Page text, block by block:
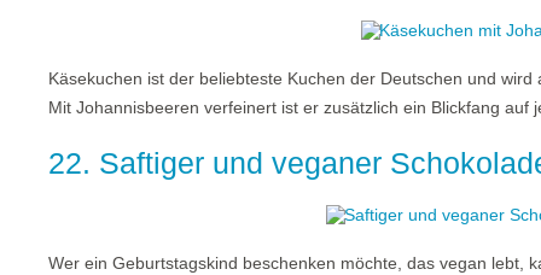
Käsekuchen ist der beliebteste Kuchen der Deutschen und
Mit Johannisbeeren verfeinert ist er zusätzlich ein Blickfang auf
22. Saftiger und veganer
Wer ein Geburtstagskind beschenken möchte, das vegan lebt,